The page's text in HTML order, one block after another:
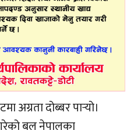
अग्रता दोब्बर पार्‍यो।